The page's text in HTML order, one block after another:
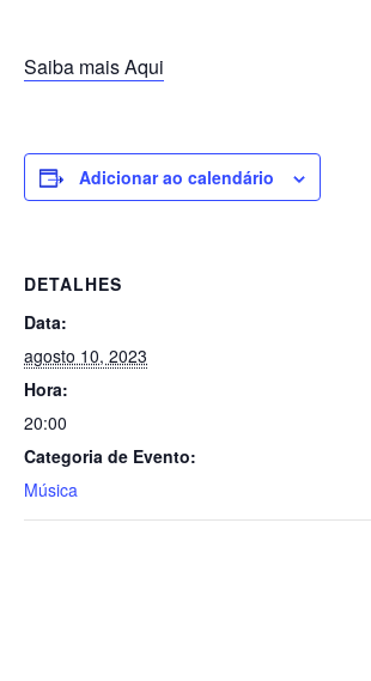
Saiba mais Aqui
Adicionar ao calendário
DETALHES
Data:
agosto 10, 2023
Hora:
20:00
Categoria de Evento:
Música